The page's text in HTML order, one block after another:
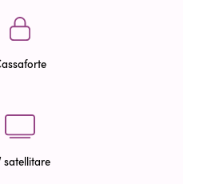
satellitare